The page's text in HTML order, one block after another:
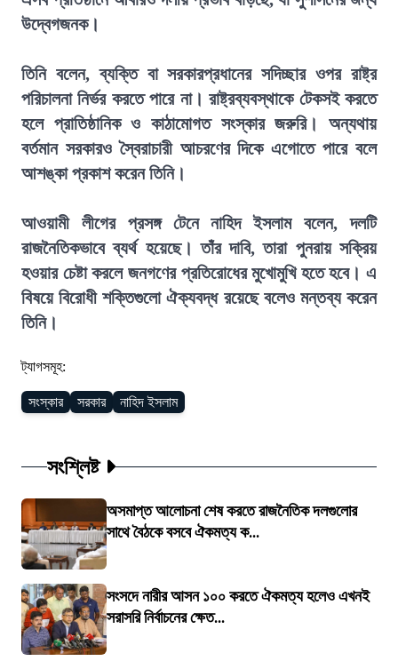
উদ্বেগজনক।
তিনি বলেন, ব্যক্তি বা সরকারপ্রধানের সদিচ্ছার ওপর রাষ্ট্র
পরিচালনা নির্ভর করতে পারে না। রাষ্ট্রব্যবস্থাকে টেকসই করতে
হলে প্রাতিষ্ঠানিক ও কাঠামোগত সংস্কার জরুরি। অন্যথায়
বর্তমান সরকারও স্বৈরাচারী আচরণের দিকে এগোতে পারে বলে
আশঙ্কা প্রকাশ করেন তিনি।
আওয়ামী লীগের প্রসঙ্গ টেনে নাহিদ ইসলাম বলেন, দলটি
রাজনৈতিকভাবে ব্যর্থ হয়েছে। তাঁর দাবি, তারা পুনরায় সক্রিয়
হওয়ার চেষ্টা করলে জনগণের প্রতিরোধের মুখোমুখি হতে হবে। এ
বিষয়ে বিরোধী শক্তিগুলো ঐক্যবদ্ধ রয়েছে বলেও মন্তব্য করেন
তিনি।
ট্যাগসমূহ:
সংস্কার সরকার নাহিদ ইসলাম
সংশ্লিষ্ট
অসমাপ্ত আলোচনা শেষ করতে রাজনৈতিক দলগুলোর
সাথে বৈঠকে বসবে ঐকমত্য ক...
সংসদে নারীর আসন ১০০ করতে ঐকমত্য হলেও এখনই
সরাসরি নির্বাচনের ক্ষেত...